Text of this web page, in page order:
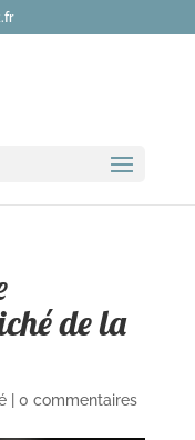
de la
| 0 commentaires